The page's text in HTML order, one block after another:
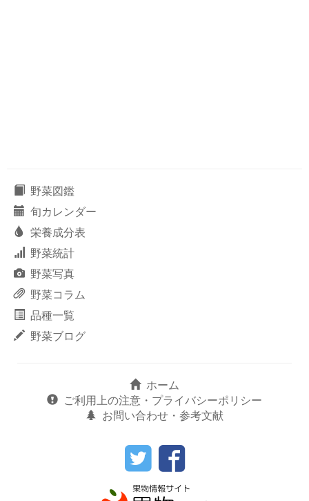
野菜図鑑
旬カレンダー
栄養成分表
野菜統計
野菜写真
野菜コラム
品種一覧
野菜ブログ
ホーム
ご利用上の注意・プライバシーポリシー
お問い合わせ・参考文献